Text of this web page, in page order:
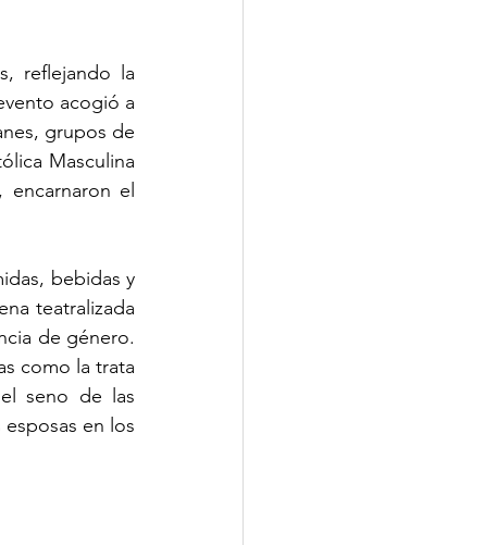
reflejando la
acogió a
grupos de
Masculina
el
bebidas y
teatralizada
de género.
como la trata
seno de las
en los